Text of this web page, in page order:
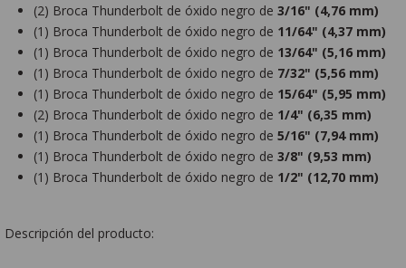
(2) Broca Thunderbolt de óxido negro de3/16" (4,76 mm)
(1) Broca Thunderbolt de óxido negro de 11/64" (4,37 mm)
(1) Broca Thunderbolt de óxido negro de 13/64" (5,16 mm)
(1) Broca Thunderbolt de óxido negro de 7/32" (5,56 mm)
(1) Broca Thunderbolt de óxido negro de 15/64" (5,95 mm)
(2) Broca Thunderbolt de óxido negro de 1/4" (6,35 mm)
(1) Broca Thunderbolt de óxido negro de5/16" (7,94 mm)
(1) Broca Thunderbolt de óxido negro de3/8" (9,53 mm)
(1) Broca Thunderbolt de óxido negro de 1/2" (12,70 mm)
Descripción del producto: